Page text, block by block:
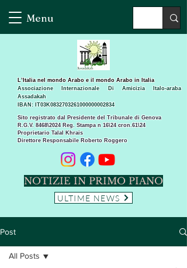
Menu
Sito registrato dal Presidente del Tribunale di Genova
R.G.V. 8468\2024 Reg. Stampa n 16\24 cron.61\24 ​
Proprietario Talal Khrais
Direttore Responsabile Roberto Roggero
L’Italia nel mondo Arabo e il mondo Arabo in Italia
Associazione Internazionale Di Amicizia Italo-araba
Assadakah
IBAN: IT03K0832703261000000002834
NOTIZIE IN PRIMO PIANO
ULTIME NEWS
Post
All Posts